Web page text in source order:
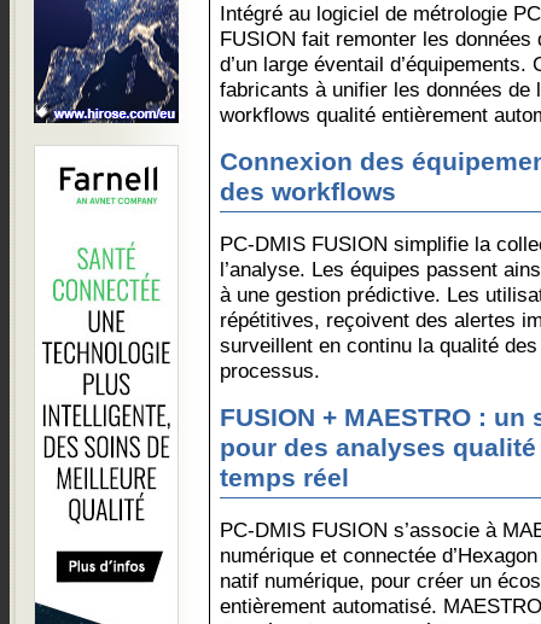
Intégré au logiciel de métrologie
FUSION fait remonter les
d’un large éventail
fabricants à unifier les données de
workflows qualité entièrement
Connexion des
des workflows
PC-DMIS FUSION simplifie la
l’analyse. Les équipes passent
à une gestion prédictive. Les
répétitives, reçoivent des alertes
surveillent en continu la qualité
processus.
FUSION + MAESTRO :
pour des analyses
temps réel
PC-DMIS FUSION s’associe à
numérique et connectée
natif numérique, pour créer un
entièrement automatisé.